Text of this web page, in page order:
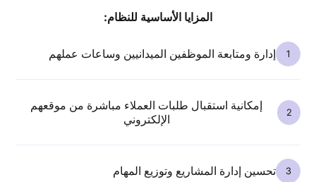
المزايا الأساسية للنظام:
إدارة ومتابعة الموظفين الميدانيين وساعات عملهم
إمكانية استقبال طلبات العملاء مباشرة من موقعهم
الإلكتروني
تحسين إدارة المشاريع وتوزيع المهام